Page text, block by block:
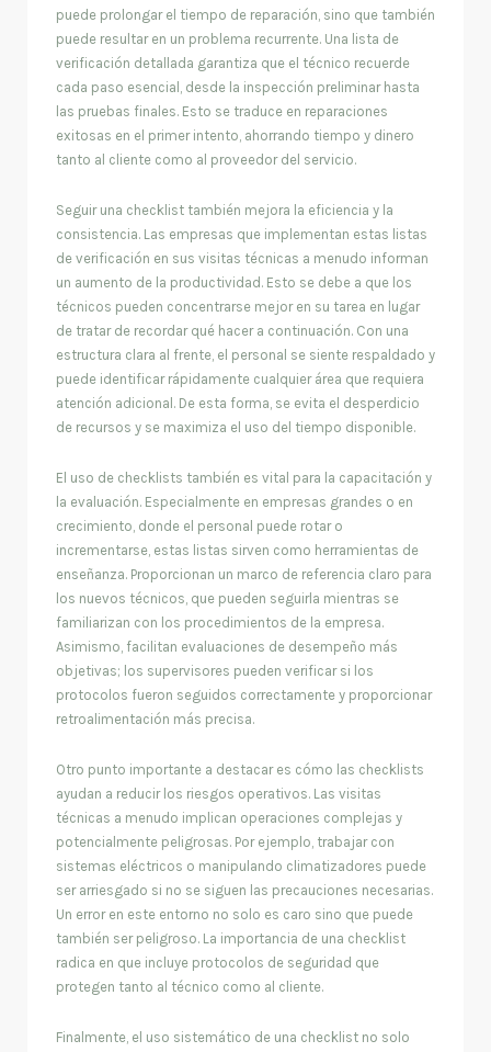
puede prolongar el tiempo de reparación, sino que también
puede resultar en un problema recurrente. Una lista de
verificación detallada garantiza que el técnico recuerde
cada paso esencial, desde la inspección preliminar hasta
las pruebas finales. Esto se traduce en reparaciones
exitosas en el primer intento, ahorrando tiempo y dinero
tanto al cliente como al proveedor del servicio.
Seguir una checklist también mejora la eficiencia y la
consistencia. Las empresas que implementan estas listas
de verificación en sus visitas técnicas a menudo informan
un aumento de la productividad. Esto se debe a que los
técnicos pueden concentrarse mejor en su tarea en lugar
de tratar de recordar qué hacer a continuación. Con una
estructura clara al frente, el personal se siente respaldado y
puede identificar rápidamente cualquier área que requiera
atención adicional. De esta forma, se evita el desperdicio
de recursos y se maximiza el uso del tiempo disponible.
El uso de checklists también es vital para la capacitación y
la evaluación. Especialmente en empresas grandes o en
crecimiento, donde el personal puede rotar o
incrementarse, estas listas sirven como herramientas de
enseñanza. Proporcionan un marco de referencia claro para
los nuevos técnicos, que pueden seguirla mientras se
familiarizan con los procedimientos de la empresa.
Asimismo, facilitan evaluaciones de desempeño más
objetivas; los supervisores pueden verificar si los
protocolos fueron seguidos correctamente y proporcionar
retroalimentación más precisa.
Otro punto importante a destacar es cómo las checklists
ayudan a reducir los riesgos operativos. Las visitas
técnicas a menudo implican operaciones complejas y
potencialmente peligrosas. Por ejemplo, trabajar con
sistemas eléctricos o manipulando climatizadores puede
ser arriesgado si no se siguen las precauciones necesarias.
Un error en este entorno no solo es caro sino que puede
también ser peligroso. La importancia de una checklist
radica en que incluye protocolos de seguridad que
protegen tanto al técnico como al cliente.
Finalmente, el uso sistemático de una checklist no solo